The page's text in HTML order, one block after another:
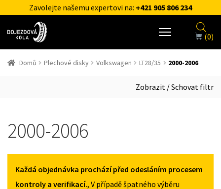
Zavolejte našemu expertovi na: +421 905 806 234
(0)
Domů Plechové disky Volkswagen LT28/35 2000-2006
Zobrazit / Schovat filtr
2000-2006
Každá objednávka prochází před odesláním procesem
kontroly a verifikací., V případě špatného výběru